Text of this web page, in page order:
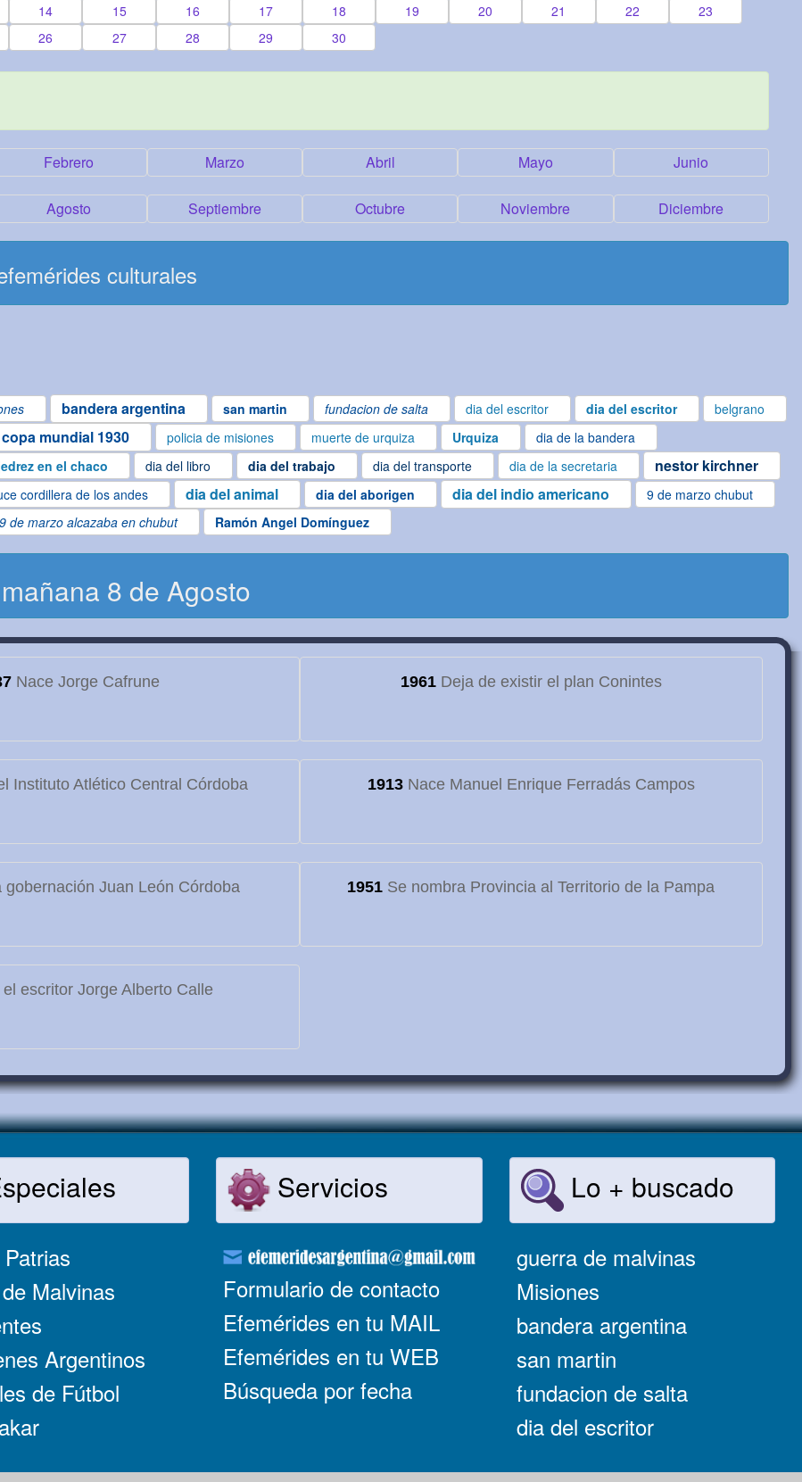
14 15 16 17 18 19 20 21 22
23
26 27 28 29 30
Febrero Marzo Abril Mayo Junio
Agosto Septiembre Octubre Noviembre Diciembre
culturales
bandera argentina san martin fundacion de salta dia del escritor dia del escritor
belgrano
copa mundial 1930 policia de misiones muerte de urquiza Urquiza
dia de la bandera
en el chaco dia del libro dia del trabajo dia del transporte dia de la secretaria nestor kirchner
cordillera de los andes dia del animal dia del aborigen dia del indio americano
9 de marzo chubut
9 de marzo alcazaba en chubut Ramón Angel Domínguez
8 de Agosto
Nace Jorge Cafrune 1961Deja de existir el plan Conintes
Instituto Atlético Central Córdoba 1913Nace Manuel Enrique Ferradás Campos
Juan León Córdoba 1951 Se nombra Provincia al Territorio de la Pampa
el escritor Jorge Alberto Calle
Malvinas
Argentinos
de Fútbol
Servicios
Formulario de contacto
Efemérides en tu MAIL
Efemérides en tu WEB
Búsqueda por fecha
Lo + buscado
guerra de malvinas
Misiones
bandera argentina
san martin
fundacion de salta
dia del escritor